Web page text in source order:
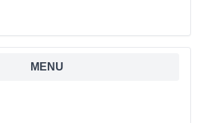
MENU